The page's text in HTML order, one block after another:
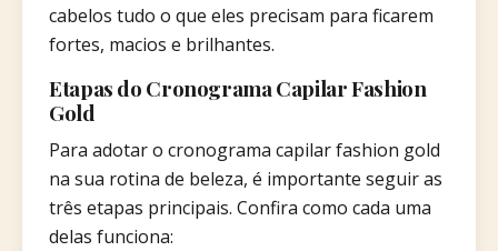
cabelos tudo o que eles precisam para ficarem
fortes, macios e brilhantes.
Etapas do Cronograma Capilar Fashion
Gold
Para adotar o cronograma capilar fashion gold
na sua rotina de beleza, é importante seguir as
três etapas principais. Confira como cada uma
delas funciona: